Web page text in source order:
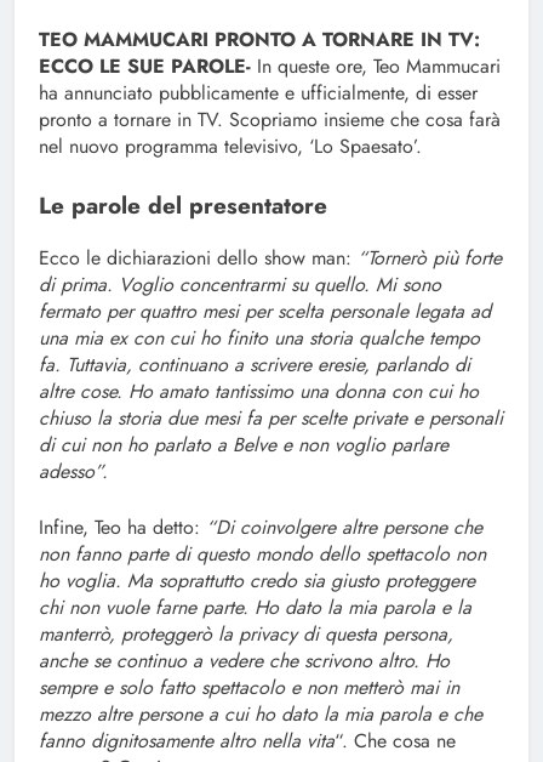
TEO MAMMUCARI PRONTO A TORNARE IN TV:
ECCO LE SUE PAROLE- In queste ore, Teo Mammucari
ha annunciato pubblicamente e ufficialmente, di esser
pronto a tornare in TV. Scopriamo insieme che cosa farà
nel nuovo programma televisivo, ‘Lo Spaesato’.
Le parole del presentatore
Ecco le dichiarazioni dello show man: “Tornerò più forte
di prima. Voglio concentrarmi su quello. Mi sono
fermato per quattro mesi per scelta personale legata ad
una mia ex con cui ho finito una storia qualche tempo
fa. Tuttavia, continuano a scrivere eresie, parlando di
altre cose. Ho amato tantissimo una donna con cui ho
chiuso la storia due mesi fa per scelte private e personali
di cui non ho parlato a Belve e non voglio parlare
adesso”.
Infine, Teo ha detto: “Di coinvolgere altre persone che
non fanno parte di questo mondo dello spettacolo non
ho voglia. Ma soprattutto credo sia giusto proteggere
chi non vuole farne parte. Ho dato la mia parola e la
manterrò, proteggerò la privacy di questa persona,
anche se continuo a vedere che scrivono altro. Ho
sempre e solo fatto spettacolo e non metterò mai in
mezzo altre persone a cui ho dato la mia parola e che
fanno dignitosamente altro nella vita“. Che cosa ne